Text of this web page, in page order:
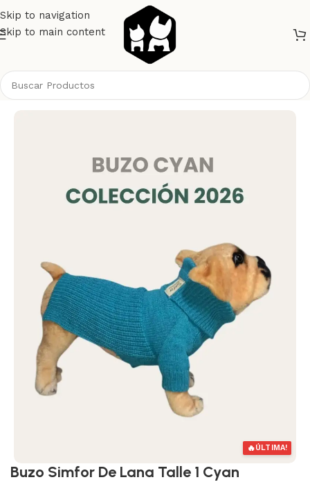
Skip to navigation
Skip to main content
🔥ÚLTIMA!
Buzo Simfor De Lana Talle 1 Cyan